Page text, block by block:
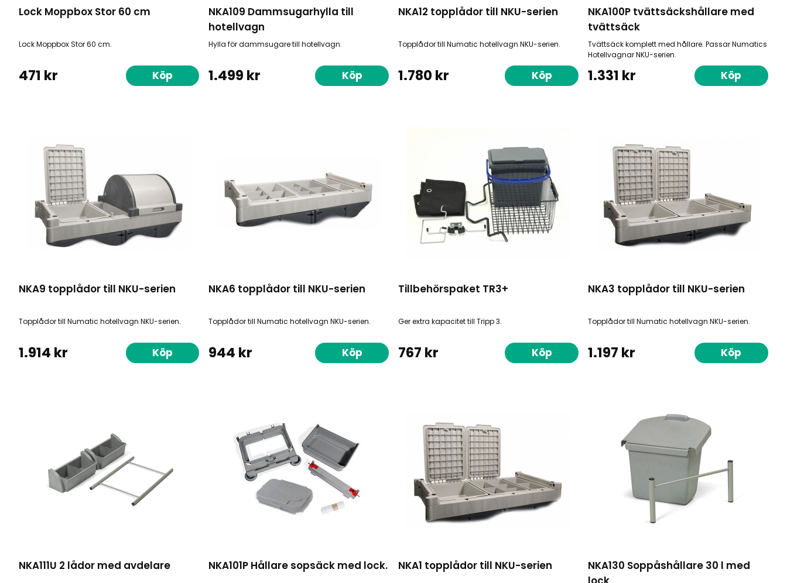
Lock Moppbox Stor 60 cm
Lock Moppbox Stor 60 cm.
471 kr Köp
NKA109 Dammsugarhylla till
hotellvagn
Hylla för dammsugare till hotellvagn.
1.499 kr Köp
NKA12 topplådor till NKU-serien
Topplådor till Numatic hotellvagn NKU-serien.
1.780 kr Köp
NKA100P tvättsäckshållare med
tvättsäck
Tvättsäck komplett med hållare. Passar Numatics
Hotellvagnar NKU-serien.
1.331 kr Köp
NKA9 topplådor till NKU-serien
Topplådor till Numatic hotellvagn NKU-serien.
1.914 kr Köp
NKA6 topplådor till NKU-serien
Topplådor till Numatic hotellvagn NKU-serien.
944 kr Köp
Tillbehörspaket TR3+
Ger extra kapacitet till Tripp 3.
767 kr Köp
NKA3 topplådor till NKU-serien
Topplådor till Numatic hotellvagn NKU-serien.
1.197 kr Köp
NKA111U 2 lådor med avdelare NKA101P Hållare sopsäck med lock. NKA1 topplådor till NKU-serien
NKA130 Soppåshållare 30 l med